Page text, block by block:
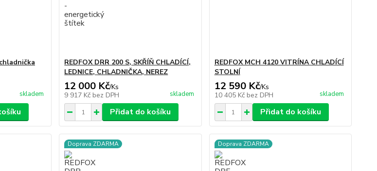
skladem
REDFOX DRR 200 S, SKŘÍŇ CHLADÍCÍ,
LEDNICE, CHLADNIČKA, NEREZ
12 000 Kč/Ks
9 917 Kč bez DPH skladem
Přidat do košíku
REDFOX MCH 4120 VITRÍNA CHLADÍCÍ
STOLNÍ
12 590 Kč/Ks
10 405 Kč bez DPH skladem
Přidat do košíku
Doprava ZDARMA Doprava ZDARMA